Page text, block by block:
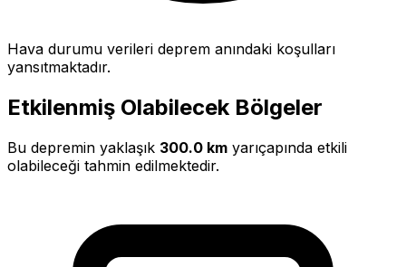
Hava durumu verileri deprem anındaki koşulları
yansıtmaktadır.
Etkilenmiş Olabilecek Bölgeler
Bu depremin yaklaşık 300.0 km yarıçapında etkili
olabileceği tahmin edilmektedir.